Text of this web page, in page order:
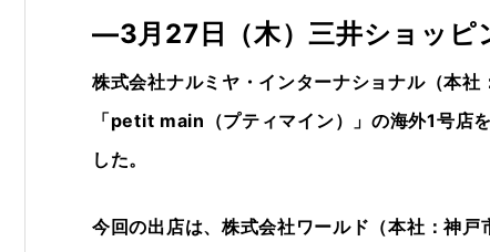
―3月27日（木）三井ショッピ
株式会社ナルミヤ・インターナショナル（本
「petit main（プティマイン）」の海外1号店
した。
今回の出店は、株式会社ワールド（本社：神